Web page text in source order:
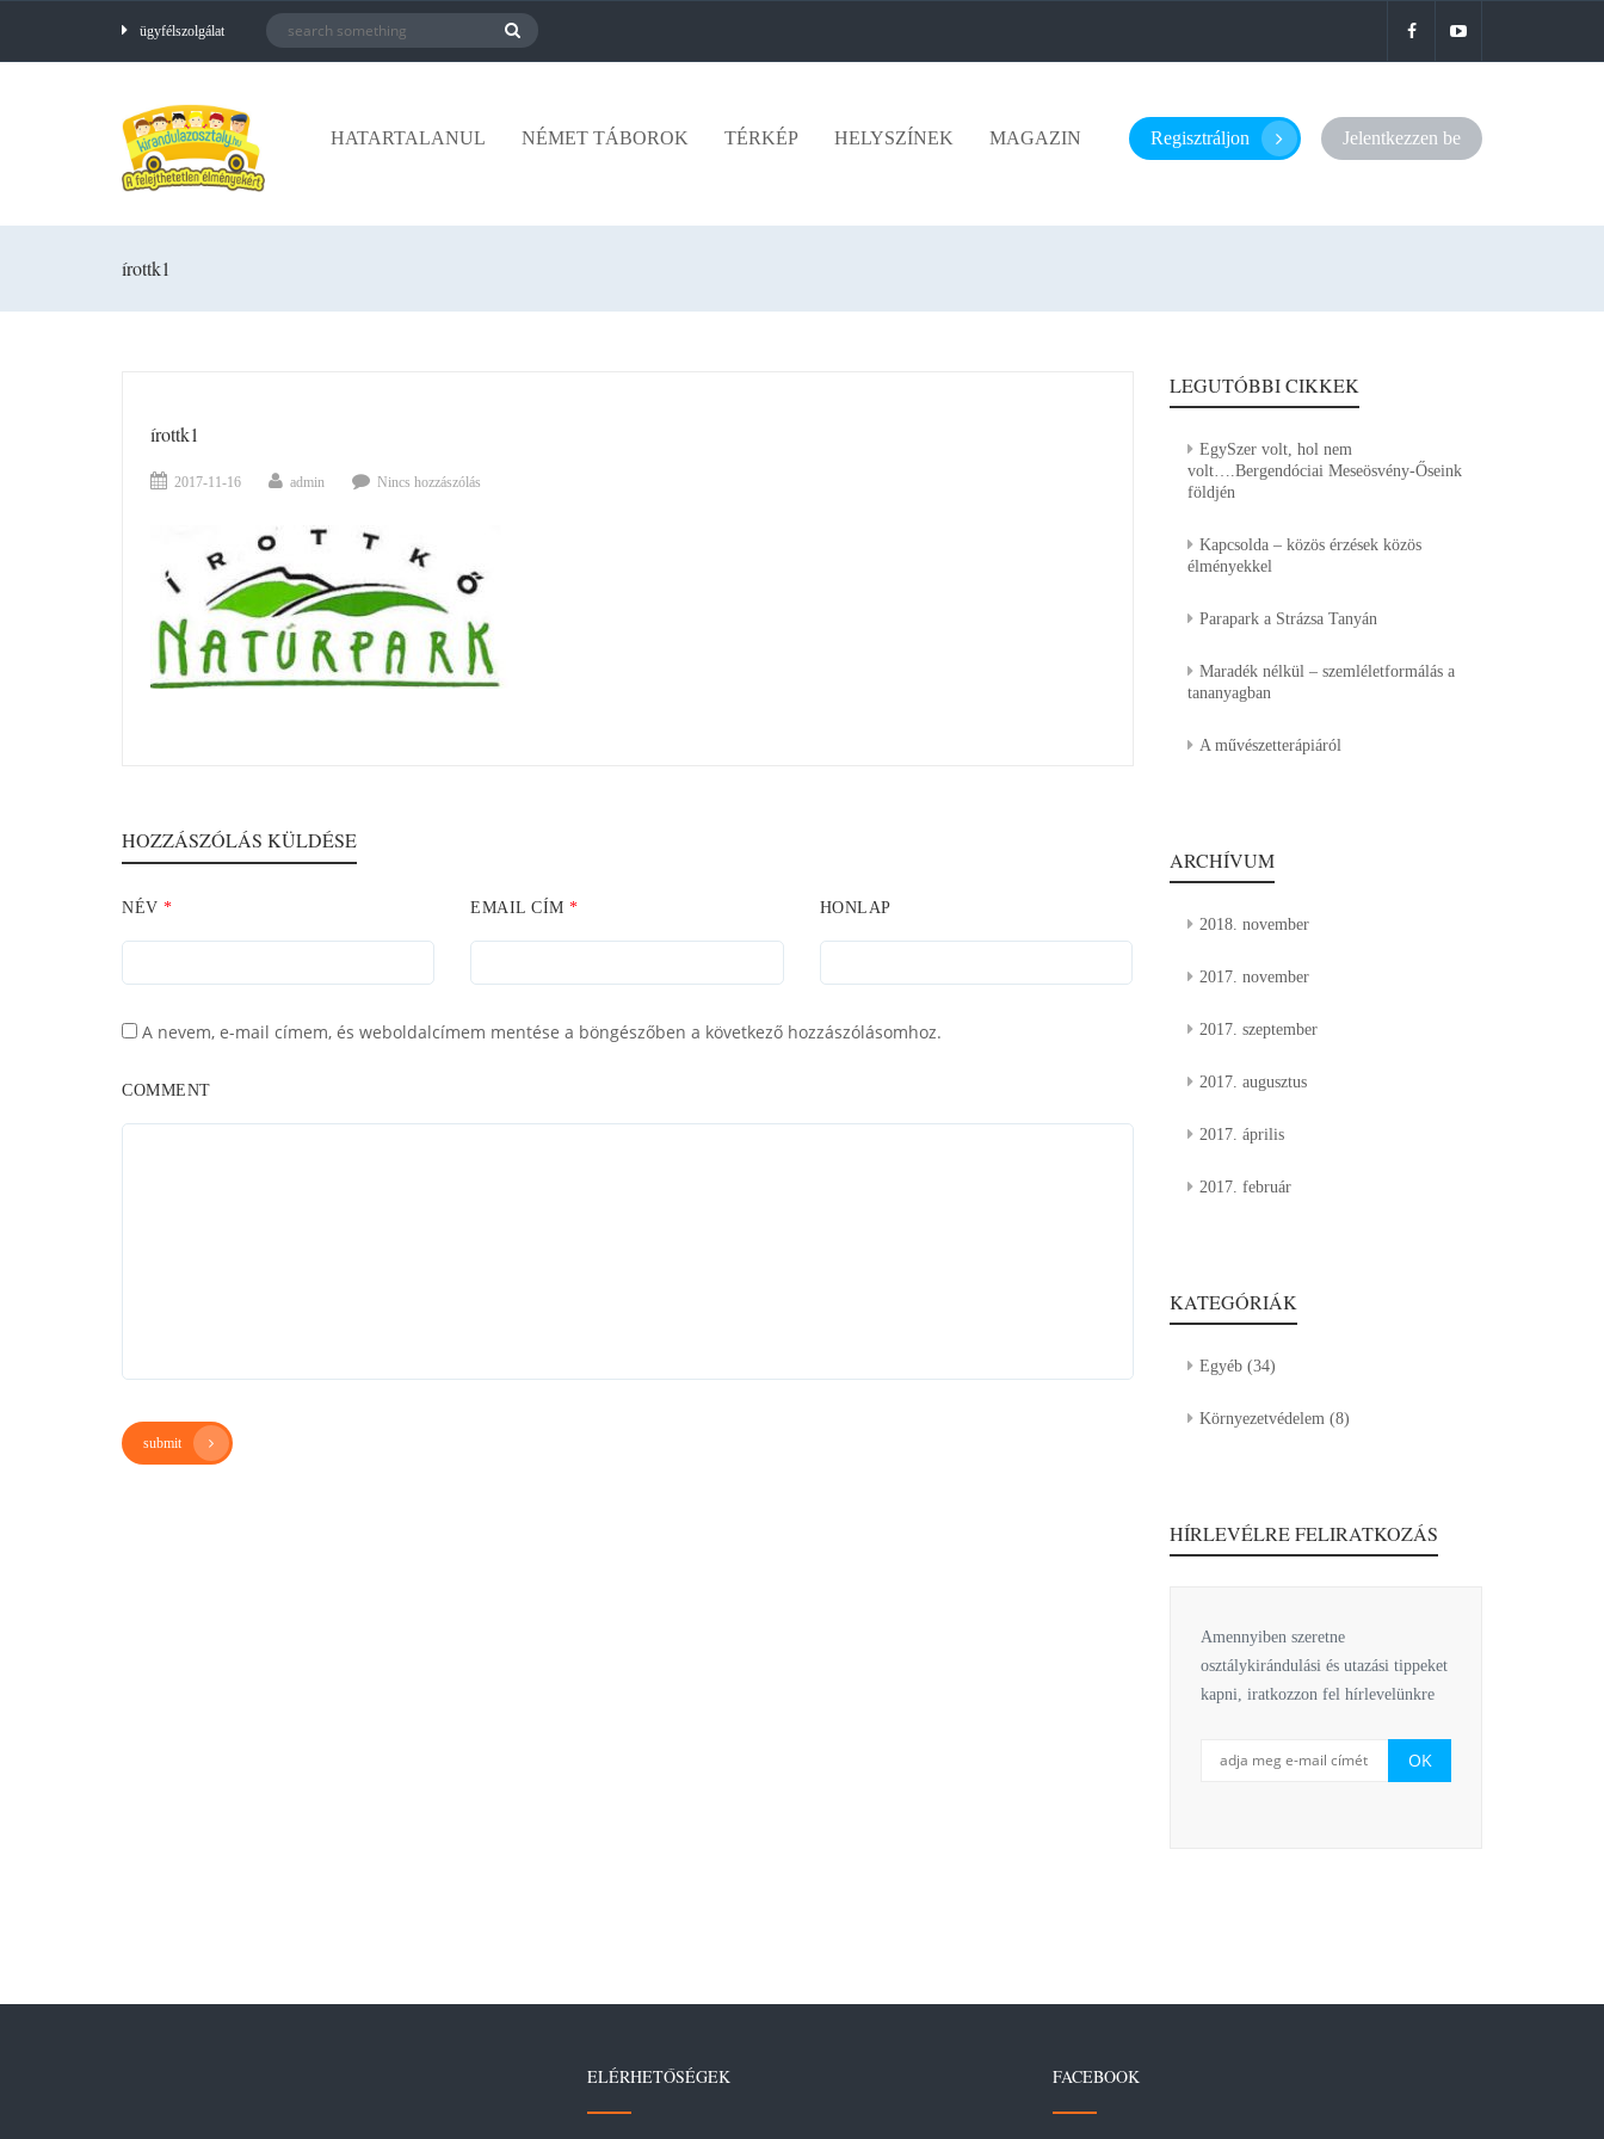
ügyfélszolgálat
Regisztráljon Jelentkezzen be
HATARTALANUL NÉMET TÁBOROK TÉRKÉP HELYSZÍNEK MAGAZIN
írottk1
írottk1
2017-11-16 admin Nincs hozzászólás
HOZZÁSZÓLÁS KÜLDÉSE
NÉV * EMAIL CÍM* HONLAP
A nevem, e-mail címem, és weboldalcímem mentése a böngészőben a következő hozzászólásomhoz.
COMMENT
submit
LEGUTÓBBI CIKKEK
EgySzer volt, hol nem
volt….Bergendóciai Meseösvény-Őseink
földjén
Kapcsolda – közös érzések közös
élményekkel
Parapark a Strázsa Tanyán
Maradék nélkül – szemléletformálás a
tananyagban
A művészetterápiáról
ARCHÍVUM
2018. november
2017. november
2017. szeptember
2017. augusztus
2017. április
2017. február
KATEGÓRIÁK
Egyéb(34)
Környezetvédelem (8)
HÍRLEVÉLRE FELIRATKOZÁS
Amennyiben szeretne
osztálykirándulási és utazási tippeket
kapni, iratkozzon fel hírlevelünkre
ELÉRHETŐSÉGEK FACEBOOK